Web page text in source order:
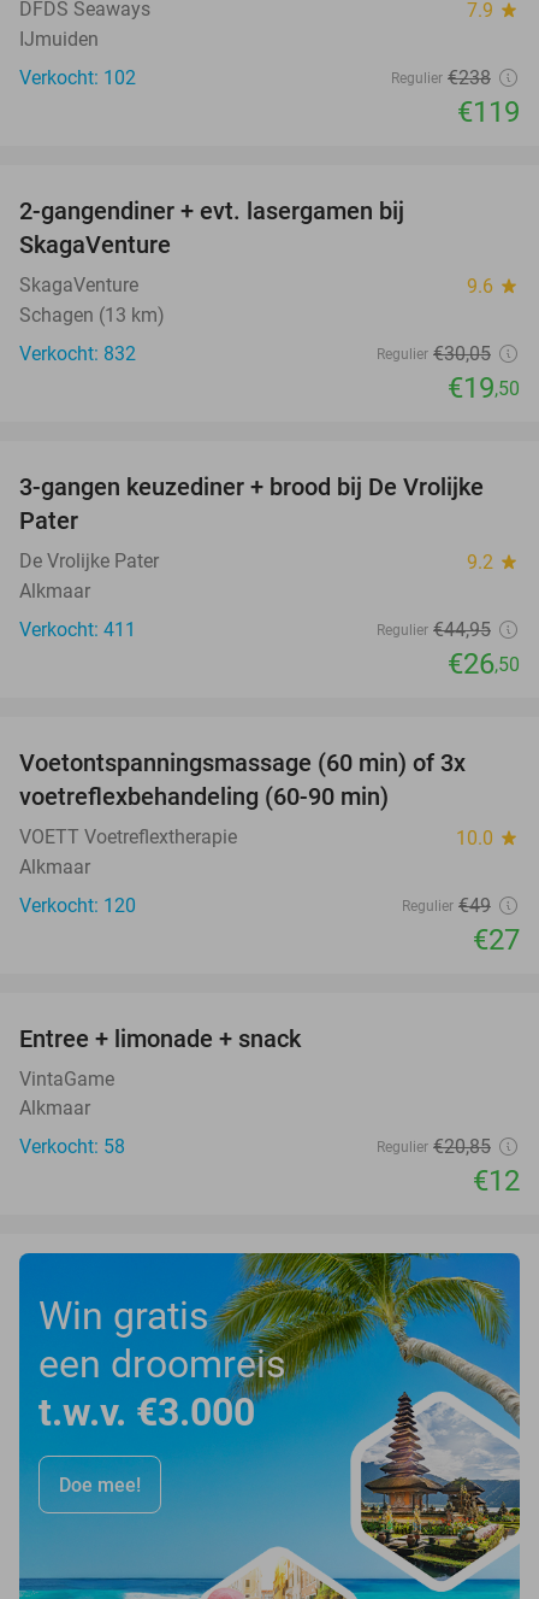
DFDS Seaways 7.9 star
IJmuiden
Verkocht: 102
Regulier €238
€119
2-gangendiner + evt. lasergamen bij
SkagaVenture
SkagaVenture 9.6 star
Schagen (13 km)
Verkocht: 832
Regulier €30,05
€19,50
41%
3-gangen keuzediner + brood bij De Vrolijke
Pater
De Vrolijke Pater 9.2 star
Alkmaar
Verkocht: 411
Regulier €44,95
€26,50
45%
OUT
Voetontspanningsmassage (60 min) of 3x
voetreflexbehandeling (60-90 min)
VOETT Voetreflextherapie 10.0 star
Alkmaar
Verkocht: 120
Regulier €49
€27
Entree + limonade + snack
VintaGame
Alkmaar
Verkocht: 58
Regulier €20,85
€12
Win gratis
een droomreis
t.w.v. €3.000
Doe mee!